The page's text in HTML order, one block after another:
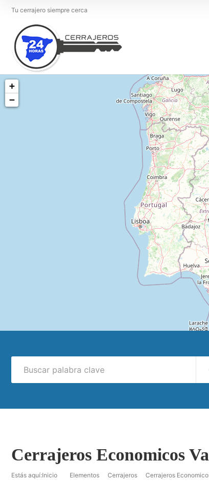
Tu cerrajero siempre cerca
+
−
Cerrajeros Economicos
Estás aquí:Inicio Elementos Cerrajeros Cerrajeros